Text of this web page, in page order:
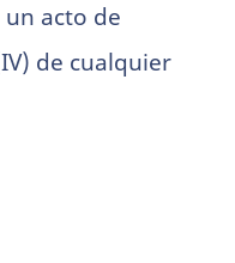
acto de
de cualquier